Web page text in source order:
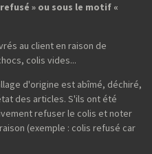
» ou sous le motif «
au client en raison de
colis vides...
d'origine est abîmé, déchiré,
des articles. S'ils ont été
refuser le colis et noter
(exemple : colis refusé car